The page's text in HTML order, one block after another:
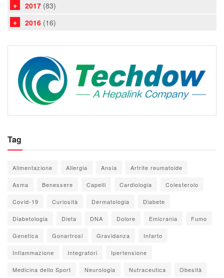
2017 (83)
2016 (16)
Tag
Alimentazione Allergia Ansia Artrite reumatoide
Asma Benessere Capelli Cardiologia Colesterolo
Covid-19 Curiosità Dermatologia Diabete
Diabetologia Dieta DNA Dolore Emicrania Fumo
Genetica Gonartrosi Gravidanza Infarto
Infiammazione Integratori Ipertensione
Medicina dello Sport Neurologia Nutraceutica Obesità